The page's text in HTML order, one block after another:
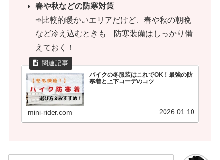
春や秋などの防寒対策
➾比較的暖かいエリアだけど、春や秋の朝晩
など冷え込むときも！防寒装備はしっかり備
えておく！
バイクの冬服装はこれでOK！最強の防
寒着と上下コーデのコツ
mini-rider.com 2026.01.10